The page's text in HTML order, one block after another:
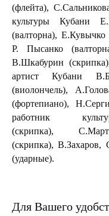
(флейта),
культуры Кубани
(валторна), Е.Кувычко
Р. Пысанко
В.Шкабурин
артист Кубани
(виолончель),
(фортепиано),
работник
(скрипка),
(скрипка), В.Захаров,
(ударные).
Для Вашего